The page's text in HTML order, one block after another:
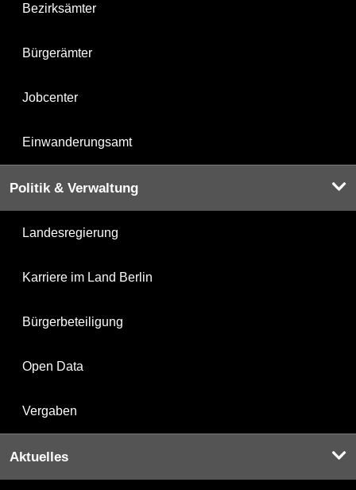
Bezirksämter
Bürgerämter
Jobcenter
Einwanderungsamt
Politik & Verwaltung
Landesregierung
Karriere im Land Berlin
Bürgerbeteiligung
Open Data
Vergaben
Aktuelles